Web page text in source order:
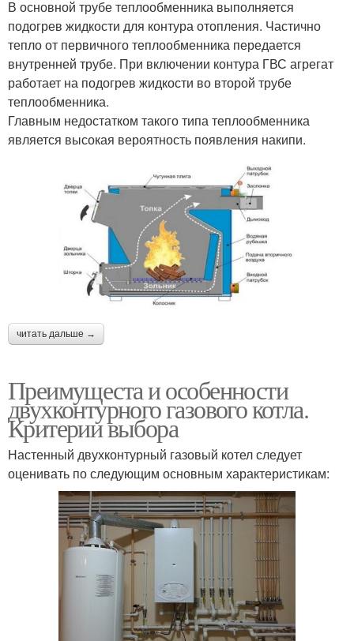
В основной трубе теплообменника выполняется
подогрев жидкости для контура отопления. Частично
тепло от первичного теплообменника передается
внутренней трубе. При включении контура ГВС агрегат
работает на подогрев жидкости во второй трубе
теплообменника.
Главным недостатком такого типа теплообменника
является высокая вероятность появления накипи.
читать дальше →
Преимущеста и особенности
двухконтурного газового котла.
Критерии выбора
Настенный двухконтурный газовый котел следует
оценивать по следующим основным характеристикам: